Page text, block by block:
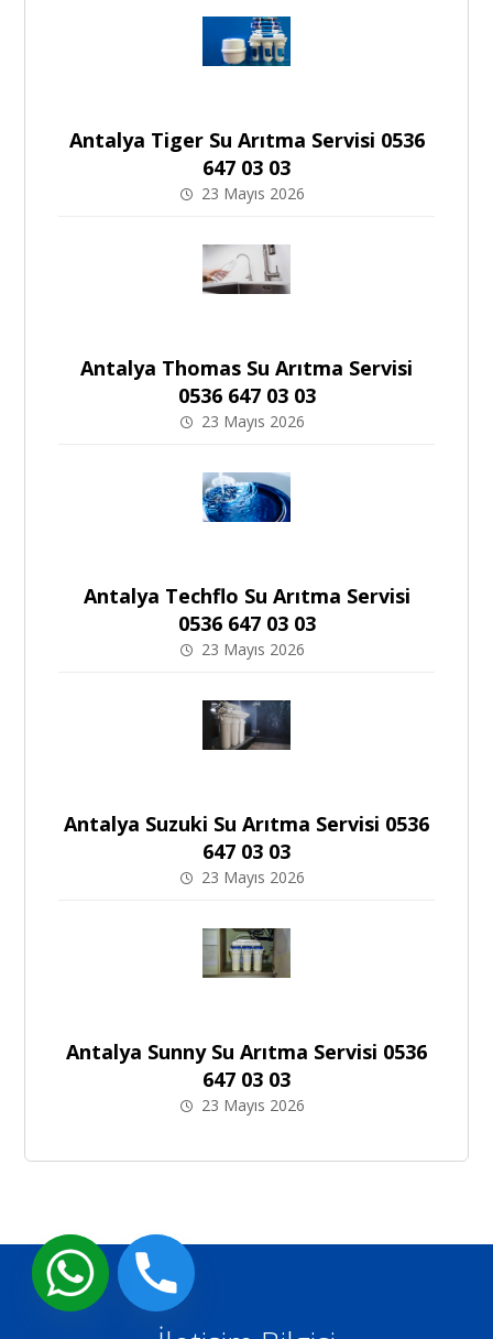
Antalya Tiger Su Arıtma Servisi 0536
647 03 03
23 Mayıs 2026
Antalya Thomas Su Arıtma Servisi
0536 647 03 03
23 Mayıs 2026
Antalya Techflo Su Arıtma Servisi
0536 647 03 03
23 Mayıs 2026
Antalya Suzuki Su Arıtma Servisi 0536
647 03 03
23 Mayıs 2026
Antalya Sunny Su Arıtma Servisi 0536
647 03 03
23 Mayıs 2026